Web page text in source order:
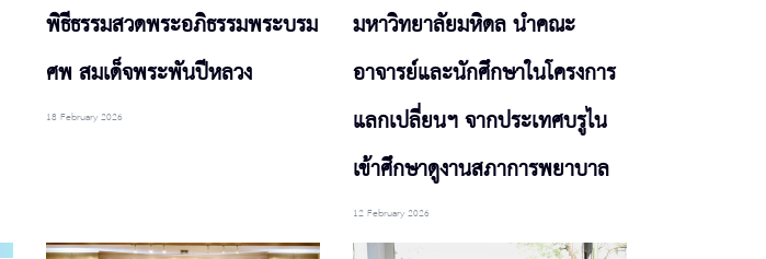
พิธีธรรมสวดพระอภิธรรมพระบรม
ศพ สมเด็จพระพันปีหลวง
18 February 2026
มหาวิทยาลัยมหิดล นำคณะ
อาจารย์และนักศึกษาในโครงการ
แลกเปลี่ยนฯ จากประเทศบรูไน
เข้าศึกษาดูงานสภาการพยาบาล
12 February 2026